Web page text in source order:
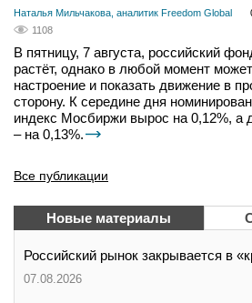
Наталья Мильчакова, аналитик Freedom Global
1108
В пятницу, 7 августа, российский
растёт, однако в любой момент
настроение и показать движение в
сторону. К середине дня
индекс Мосбиржи вырос на 0,12%, а
– на 0,13%.
Все публикации
Новые материалы
Российский рынок закрывается в
07.08.2026